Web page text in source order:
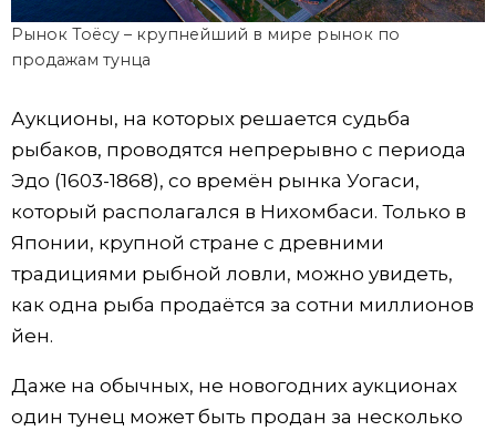
Рынок Тоёсу – крупнейший в мире рынок по
продажам тунца
Аукционы, на которых решается судьба
рыбаков, проводятся непрерывно с периода
Эдо (1603-1868), со времён рынка Уогаси,
который располагался в Нихомбаси. Только в
Японии, крупной стране с древними
традициями рыбной ловли, можно увидеть,
как одна рыба продаётся за сотни миллионов
йен.
Даже на обычных, не новогодних аукционах
один тунец может быть продан за несколько